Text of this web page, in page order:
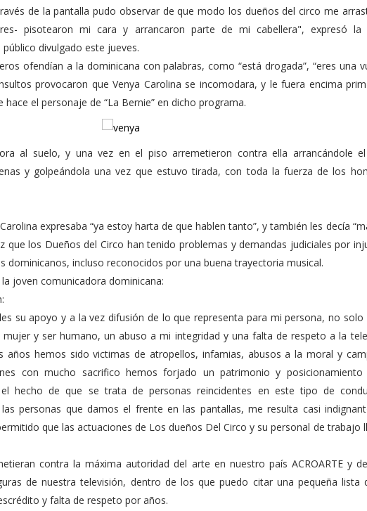
de la pantalla pudo observar de que modo los dueños del circo me
pisotearon mi cara y arrancaron parte de mi cabellera", expresó la
divulgado este jueves.
ofendían a la dominicana con palabras, como “está drogada”, “eres una
provocaron que Venya Carolina se incomodara, y le fuera encima
el personaje de “La Bernie” en dicho programa.
al suelo, y una vez en el piso arremetieron contra ella arrancándole
y golpeándola una vez que estuvo tirada, con toda la fuerza de los
expresaba “ya estoy harta de que hablen tanto”, y también les decía
que los Dueños del Circo han tenido problemas y demandas judiciales por
dominicanos, incluso reconocidos por una buena trayectoria musical.
joven comunicadora dominicana:
su apoyo y a la vez difusión de lo que representa para mi persona, no
y ser humano, un abuso a mi integridad y una falta de respeto a la
hemos sido victimas de atropellos, infamias, abusos a la moral y
con mucho sacrifico hemos forjado un patrimonio y
hecho de que se trata de personas reincidentes en este tipo de
personas que damos el frente en las pantallas, me resulta casi
que las actuaciones de Los dueños Del Circo y su personal de trabajo
contra la máxima autoridad del arte en nuestro país ACROARTE y
de nuestra televisión, dentro de los que puedo citar una pequeña lista
y falta de respeto por años.